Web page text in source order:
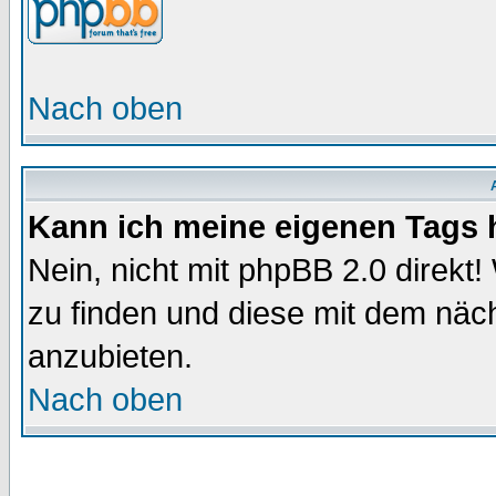
Nach oben
Kann ich meine eigenen Tags
Nein, nicht mit phpBB 2.0
zu finden und diese mit dem
anzubieten.
Nach oben